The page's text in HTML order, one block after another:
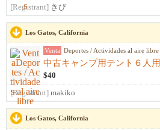
[Registrant] きび
Los Gatos, California
Venta Deportes / Actividades al aire libre
中古キャンプ用テント６人用
$40
[Registrant] makiko
Los Gatos, California